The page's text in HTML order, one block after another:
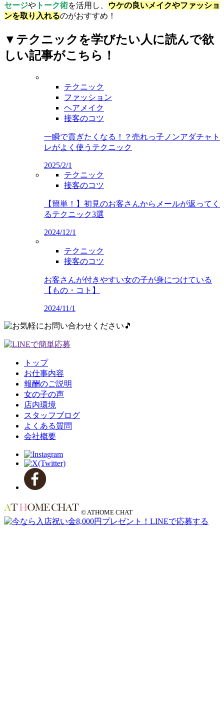
セージや トーク術を活用し、
ウケの良いメイクやファッショ
ンを取り入れるのがおすすめ！
▼テクニックを学びたい人に読んで欲
しい記事がこちら！
テクニック
ファッション
ヘアメイク
接客のコツ
一瞬で貢ぎたくなる！？売れっ子ノンアダチャト
レがよく使うテクニック
2025/2/1
テクニック
接客のコツ
【簡単！】初見のお客さんからメールが返ってく
るテクニック3選
2024/12/1
テクニック
接客のコツ
お客さんが付きやすい女の子が身につけている
【もの・コト】
2024/11/1
トップ
お仕事内容
報酬のご説明
女の子の声
店内環境
スタッフブログ
よくある質問
会社概要
© ATHOME CHAT